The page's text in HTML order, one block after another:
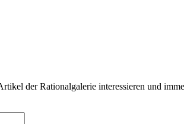
der Rationalgalerie interessieren und